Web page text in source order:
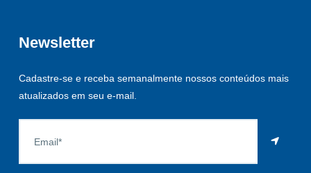
Newsletter
Cadastre-se e receba semanalmente nossos conteúdos mais
atualizados em seu e-mail.